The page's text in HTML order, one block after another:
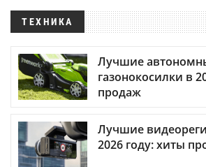
ТЕХНИКА
Лучшие
газонокосилки в
продаж
Лучшие
2026 году: хиты